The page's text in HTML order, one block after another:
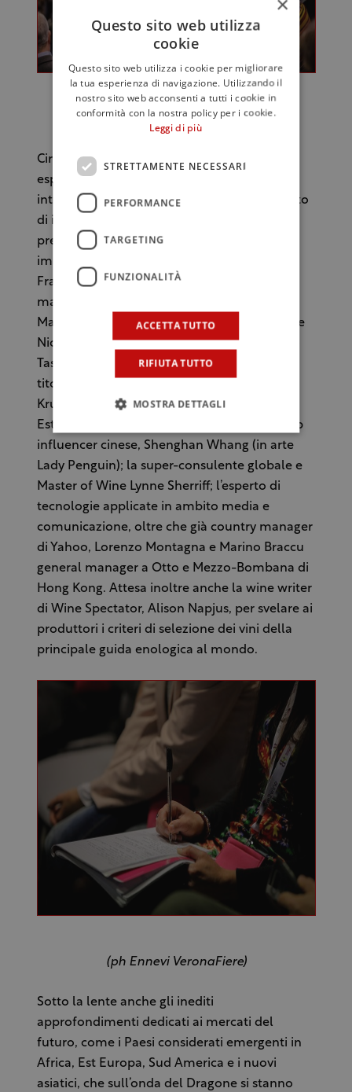
(ph Ennevi VeronaFiere)
Circa 60 gli incontri previsti e oltre 100 gli
esperti nazionali e internazionali che
intervengono al forum per dare un contributo
di idee e conoscenze. Tra questi, oltre alle
presenze già confermate dei principali
imprenditori italiani del settore (come Carlo
Franchetti, Tim Banks, direttore vendite e
marketing di Ornellaia, Valentina Argiolas,
Matteo Lunelli, Piero Mastroberardino, Ettore
Nicoletto, Josè Rallo, Andrea Sartori, Alberto
Tasca d’Almerita), anche personalità a vario
titolo centrali nel mondo del vino: la Ceo di
Krug Champagne e presidente degli Lvmh
Estates & Wines, Margareth Henriquez; la top
influencer cinese, Shenghan Whang (in arte
Lady Penguin); la super-consulente globale e
Master of Wine Lynne Sherriff; l’esperto di
tecnologie applicate in ambito media e
comunicazione, oltre che già country manager
di Yahoo, Lorenzo Montagna e Marino Braccu
general manager a Otto e Mezzo-Bombana di
Hong Kong. Attesa inoltre anche la wine writer
di Wine Spectator, Alison Napjus, per svelare ai
produttori i criteri di selezione dei vini della
principale guida enologica al mondo.
(ph Ennevi VeronaFiere)
Sotto la lente anche gli inediti
approfondimenti dedicati ai mercati del
futuro, come i Paesi considerati emergenti in
Africa, Est Europa, Sud America e i nuovi
asiatici, che sull’onda del Dragone si stanno
Questo sito web utilizza
cookie
Questo sito web utilizza i cookie per migliorare
la tua esperienza di navigazione. Utilizzando il
nostro sito web acconsenti a tutti i cookie in
conformità con la nostra policy per i cookie.
Leggi di più
STRETTAMENTE NECESSARI
PERFORMANCE
TARGETING
FUNZIONALITÀ
ACCETTA TUTTO
RIFIUTA TUTTO
MOSTRA DETTAGLI